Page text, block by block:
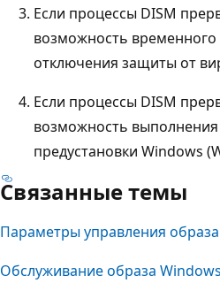
Если процессы DISM
возможность временного
отключения защиты от
Если процессы DISM
возможность
предустановки Windows
Связанные темы
Параметры управления
Обслуживание образа